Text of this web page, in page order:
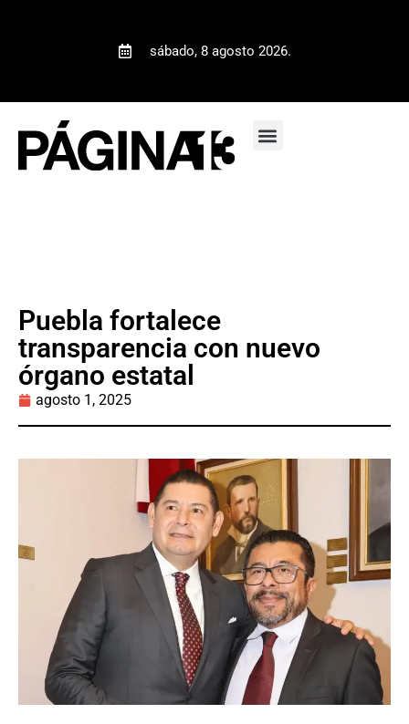
sábado, 8 agosto 2026.
Puebla fortalece
transparencia con nuevo
órgano estatal
agosto 1, 2025